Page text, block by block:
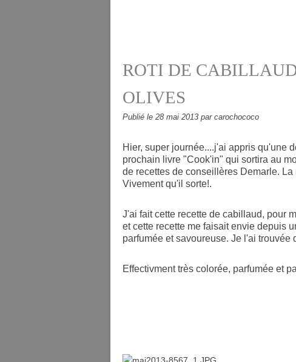
ROTI DE
OLIVES
Publié le 28 mai 2013 par carochococo
Hier, super journée....j'ai appris qu'une
prochain livre "Cook'in" qui sortira au
de recettes de conseillères Demarle.
Vivement qu'il sorte!.
J'ai fait cette recette de cabillaud, pour
et cette recette me faisait envie depuis
parfumée et savoureuse. Je l'ai trouvée
Effectivment très colorée, parfumée et